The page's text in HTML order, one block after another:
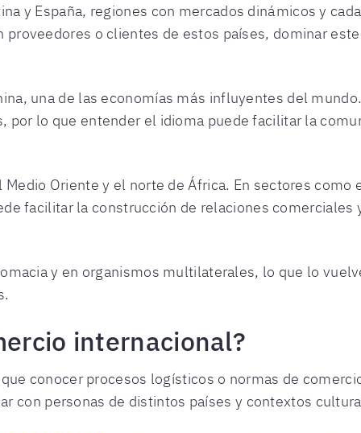
y España, regiones con mercados dinámicos y
proveedores o clientes de estos países, dominar
una de las economías más influyentes del
lo que entender el idioma puede facilitar la
Oriente y el norte de África. En sectores como
facilitar la construcción de relaciones comerciales
y en organismos multilaterales, lo que lo
internacional?
conocer procesos logísticos o normas de
con personas de distintos países y contextos